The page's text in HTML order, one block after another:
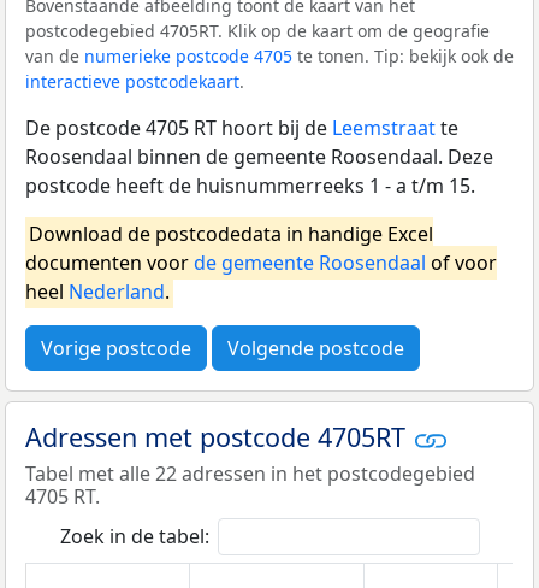
Bovenstaande afbeelding toont de kaart van het
postcodegebied 4705RT. Klik op de kaart om de geografie
van de numerieke postcode 4705 te tonen. Tip: bekijk ook de
interactieve postcodekaart.
De postcode 4705 RT hoort bij de Leemstraatte
Roosendaal binnen de gemeente Roosendaal. Deze
postcode heeft de huisnummerreeks 1 - a t/m 15.
Download de postcodedata in handige Excel
documenten voorde gemeente Roosendaal of voor
heel Nederland.
Vorige postcode Volgende postcode
Adressen met postcode 4705RT
Tabel met alle 22 adressen in het postcodegebied
4705 RT.
Zoek in de tabel: